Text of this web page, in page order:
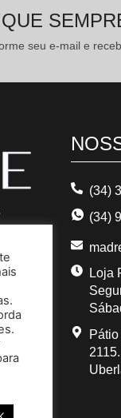
seu e-mail e
(34)
(34)
Loja